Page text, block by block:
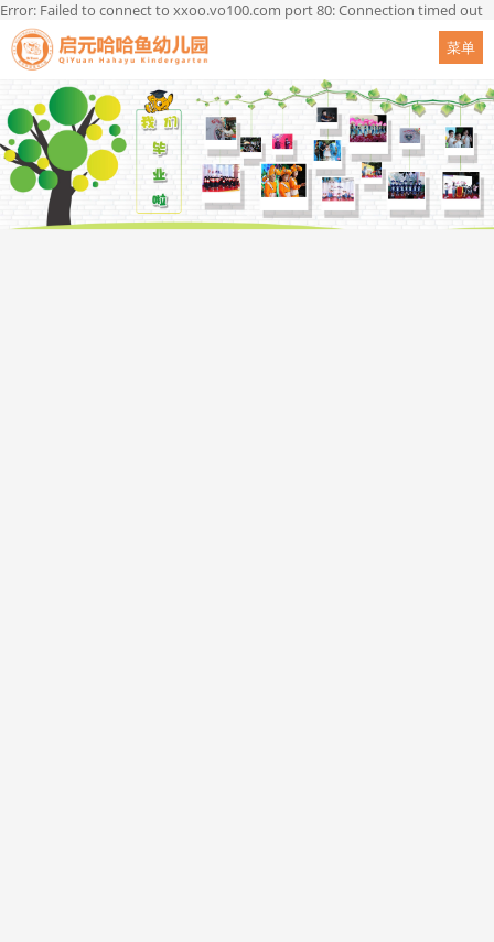
Error: Failed to connect to xxoo.vo100.com port 80: Connection timed out
菜单